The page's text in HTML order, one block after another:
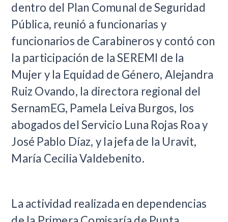
dentro del Plan Comunal de Seguridad
Pública, reunió a funcionarias y
funcionarios de Carabineros y contó con
la participación de la SEREMI de la
Mujer y la Equidad de Género, Alejandra
Ruiz Ovando, la directora regional del
SernamEG, Pamela Leiva Burgos, los
abogados del Servicio Luna Rojas Roa y
José Pablo Díaz, y la jefa de la Uravit,
María Cecilia Valdebenito.
La actividad realizada en dependencias